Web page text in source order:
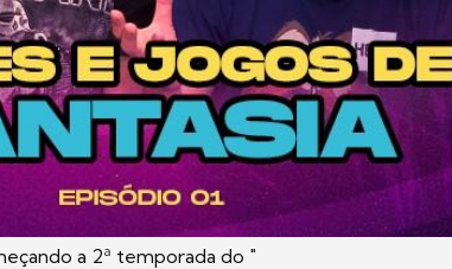
a 2ª temporada do "